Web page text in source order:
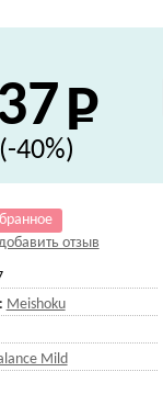
(-40%)
отзыв
Meishoku
Mild